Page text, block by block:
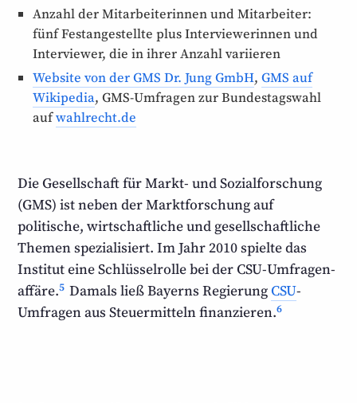
Anzahl der Mitarbeiter­innen und Mitarbeiter:
fünf Fest­angestellte plus Interview­erinnen und
Interviewer, die in ihrer Anzahl variieren
Website von der GMS Dr. Jung GmbH,GMS auf
Wikipedia, GMS-Umfragen zur Bundestagswahl
aufwahlrecht.de
Die Gesellschaft für Markt- und Sozial­forschung
(GMS) ist neben der Markt­forschung auf
politische, wirtschaftliche und gesell­schaft­liche
Themen spezialisiert. Im Jahr 2010 spielte das
Institut eine Schlüssel­rolle bei der CSU-Umfragen­
affäre.5 Damals ließ Bayerns RegierungCSU-
Umfragen aus Steuer­mitteln finanzieren.6